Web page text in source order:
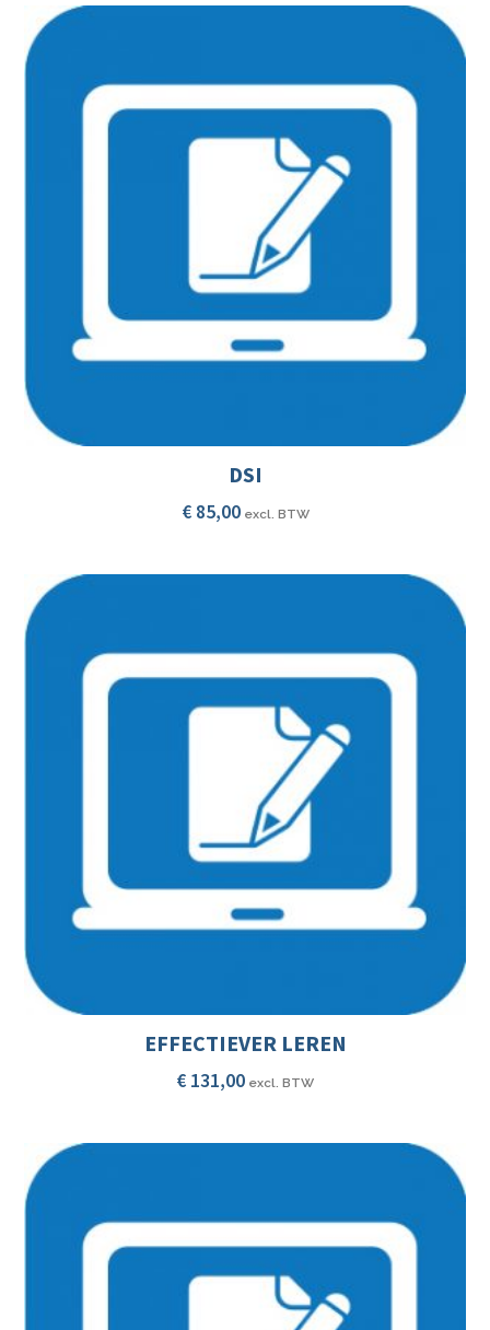
DSI
€85,00 excl. BTW
EFFECTIEVER LEREN
€ 131,00 excl. BTW